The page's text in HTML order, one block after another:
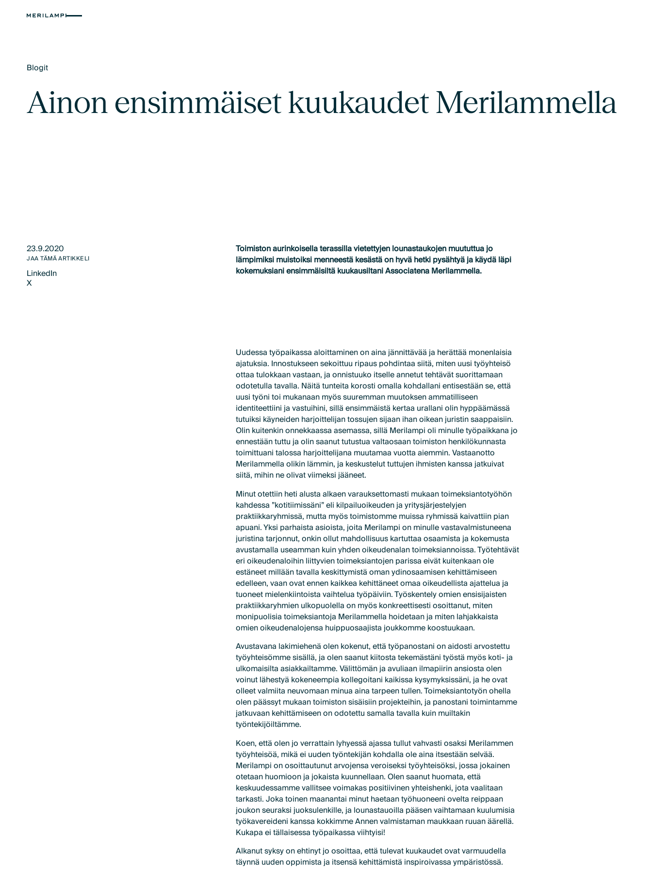
Blogit
Ainon ensimmäiset kuukaudet Merilammella
23.9.2020
JAA TÄMÄ ARTIKKELI
LinkedIn
LinkedIn
X
Toimiston aurinkoisella terassilla vietettyjen lounastaukojen muututtua jo
lämpimiksi muistoiksi menneestä kesästä on hyvä hetki pysähtyä ja käydä läpi
kokemuksiani ensimmäisiltä kuukausiltani Associatena Merilammella.
Uudessa työpaikassa aloittaminen on aina jännittävää ja herättää monenlaisia
ajatuksia. Innostukseen sekoittuu ripaus pohdintaa siitä, miten uusi työyhteisö
ottaa tulokkaan vastaan, ja onnistuuko itselle annetut tehtävät suorittamaan
odotetulla tavalla. Näitä tunteita korosti omalla kohdallani entisestään se, että
uusi työni toi mukanaan myös suuremman muutoksen ammatilliseen
identiteettiini ja vastuihini, sillä ensimmäistä kertaa urallani olin hyppäämässä
tutuiksi käyneiden harjoittelijan tossujen sijaan ihan oikean juristin saappaisiin.
Olin kuitenkin onnekkaassa asemassa, sillä Merilampi oli minulle työpaikkana jo
ennestään tuttu ja olin saanut tutustua valtaosaan toimiston henkilökunnasta
toimittuani talossa harjoittelijana muutamaa vuotta aiemmin. Vastaanotto
Merilammella olikin lämmin, ja keskustelut tuttujen ihmisten kanssa jatkuivat
siitä, mihin ne olivat viimeksi jääneet.
Minut otettiin heti alusta alkaen varauksettomasti mukaan toimeksiantotyöhön
kahdessa ”kotitiimissäni” eli kilpailuoikeuden ja yritysjärjestelyjen
praktiikkaryhmissä, mutta myös toimistomme muissa ryhmissä kaivattiin pian
apuani. Yksi parhaista asioista, joita Merilampi on minulle vastavalmistuneena
juristina tarjonnut, onkin ollut mahdollisuus kartuttaa osaamista ja kokemusta
avustamalla useamman kuin yhden oikeudenalan toimeksiannoissa. Työtehtävät
eri oikeudenaloihin liittyvien toimeksiantojen parissa eivät kuitenkaan ole
estäneet millään tavalla keskittymistä oman ydinosaamisen kehittämiseen
edelleen, vaan ovat ennen kaikkea kehittäneet omaa oikeudellista ajattelua ja
tuoneet mielenkiintoista vaihtelua työpäiviin. Työskentely omien ensisijaisten
praktiikkaryhmien ulkopuolella on myös konkreettisesti osoittanut, miten
monipuolisia toimeksiantoja Merilammella hoidetaan ja miten lahjakkaista
omien oikeudenalojensa huippuosaajista joukkomme koostuukaan.
Avustavana lakimiehenä olen kokenut, että työpanostani on aidosti arvostettu
työyhteisömme sisällä, ja olen saanut kiitosta tekemästäni työstä myös koti- ja
ulkomaisilta asiakkailtamme. Välittömän ja avuliaan ilmapiirin ansiosta olen
voinut lähestyä kokeneempia kollegoitani kaikissa kysymyksissäni, ja he ovat
olleet valmiita neuvomaan minua aina tarpeen tullen. Toimeksiantotyön ohella
olen päässyt mukaan toimiston sisäisiin projekteihin, ja panostani toimintamme
jatkuvaan kehittämiseen on odotettu samalla tavalla kuin muiltakin
työntekijöiltämme.
Koen, että olen jo verrattain lyhyessä ajassa tullut vahvasti osaksi Merilammen
työyhteisöä, mikä ei uuden työntekijän kohdalla ole aina itsestään selvää.
Merilampi on osoittautunut arvojensa veroiseksi työyhteisöksi, jossa jokainen
otetaan huomioon ja jokaista kuunnellaan. Olen saanut huomata, että
keskuudessamme vallitsee voimakas positiivinen yhteishenki, jota vaalitaan
tarkasti. Joka toinen maanantai minut haetaan työhuoneeni ovelta reippaan
joukon seuraksi juoksulenkille, ja lounastauoilla pääsen vaihtamaan kuulumisia
työkavereideni kanssa kokkimme Annen valmistaman maukkaan ruuan äärellä.
Kukapa ei tällaisessa työpaikassa viihtyisi!
Alkanut syksy on ehtinyt jo osoittaa, että tulevat kuukaudet ovat varmuudella
täynnä uuden oppimista ja itsensä kehittämistä inspiroivassa ympäristössä.